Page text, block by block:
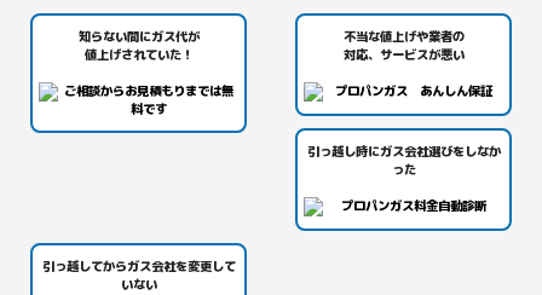
知らない間にガス代が
値上げされていた！
不当な値上げや業者の
対応、サービスが悪い
引っ越し時にガス会社選びをしなか
った
引っ越してからガス会社を変更して
いない